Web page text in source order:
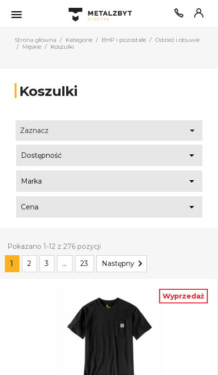

Strona główna Kategorie BHP i pozostałe
Odzież i obuwie
Męskie
Koszulki
Koszulki
Zaznacz 
Dostępność 
Marka 
Cena 
Pokazano 1-12 z 276 pozycji
1 2 3 … 23 Następny 
Wyprzedaż